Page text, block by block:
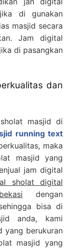
di gunakan
masjid secara
Jam digital
di pasangkan
dan
masjid di
running text
maka
masjid yang
jam digital
sholat digital
dengan
bisa di
anda, kami
yang berukuran
masjid yang